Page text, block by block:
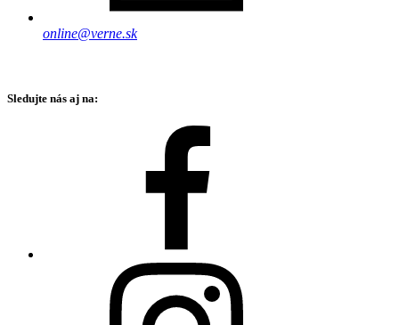
online@verne.sk
Sledujte nás aj na: